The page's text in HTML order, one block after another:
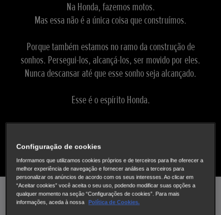
Na Honda, fazemos motos.
Mas essa não é a única coisa que construímos.
Porque também estamos no ramo da construção de
sonhos. Persegui-los, alcançá-los, ser movido por eles.
Nunca descansar até que esse sonho seja alcançado.
Esse é o espírito Honda.
Portanto, se alguma vez teve um sonho, e foi movido por
Percorrer
Configuração de cookies
Informamos que utilizamos cookies próprios e de terceiros para lhe oferecer a
melhor experiência de navegação e fornecer análises a terceiros para
personalizar os anúncios de acordo com os seus interesses. Ao clicar em
“Aceitar cookies” você aceita o seu uso, podendo modificar suas opções a
qualquer momento na seção “Configurações de cookies”. Para mais
informações, aceda à nossa
Política de Cookies.